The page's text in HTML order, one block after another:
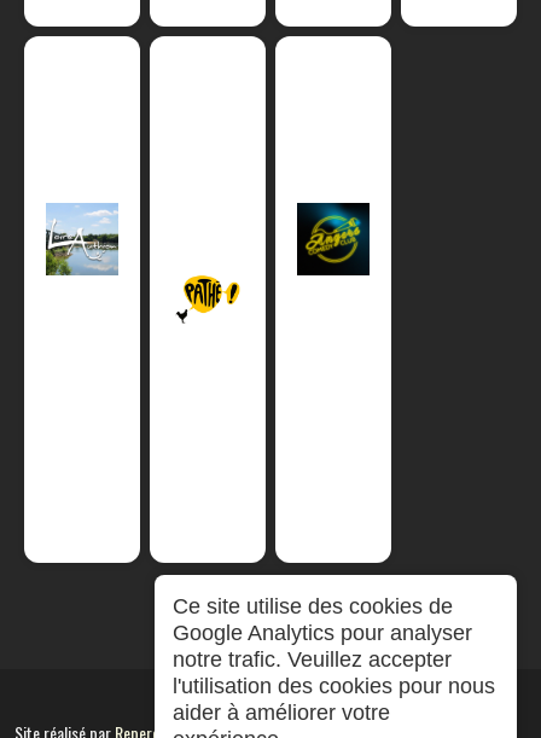
Site réalisé parRepereCom
Ce site utilise des cookies de
Google Analytics pour analyser
notre trafic. Veuillez accepter
l'utilisation des cookies pour nous
aider à améliorer votre